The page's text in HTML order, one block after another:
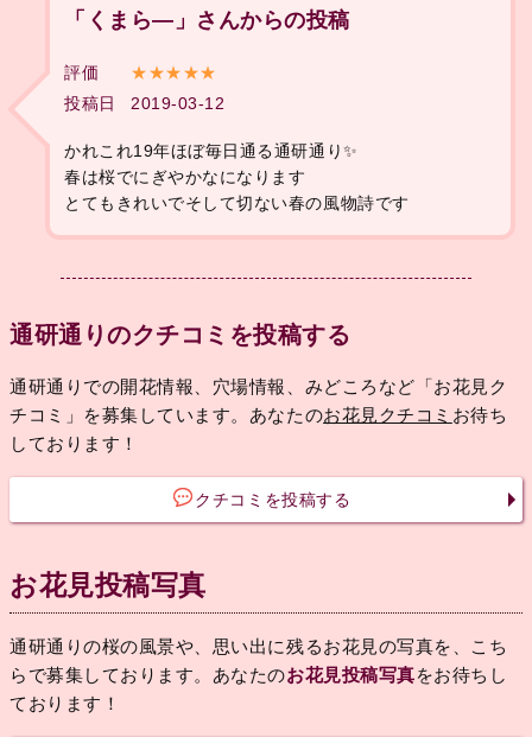
「くまら―」さんからの投稿
評価
★★★★★
投稿日
2019-03-12
かれこれ19年ほぼ毎日通る通研通り✨
春は桜でにぎやかなになります
とてもきれいでそして切ない春の風物詩です
通研通りのクチコミを投稿する
通研通りでの開花情報、穴場情報、みどころなど「お花見ク
チコミ」を募集しています。あなたのお花見クチコミ お待ち
しております！
クチコミを投稿する
お花見投稿写真
通研通りの桜の風景や、思い出に残るお花見の写真を、こち
らで募集しております。あなたのお花見投稿写真をお待ちし
ております！